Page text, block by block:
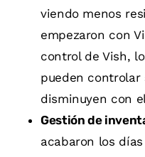
viendo menos
empezaron con
control de Vish,
pueden controlar
disminuyen con
Gestión de
acabaron los